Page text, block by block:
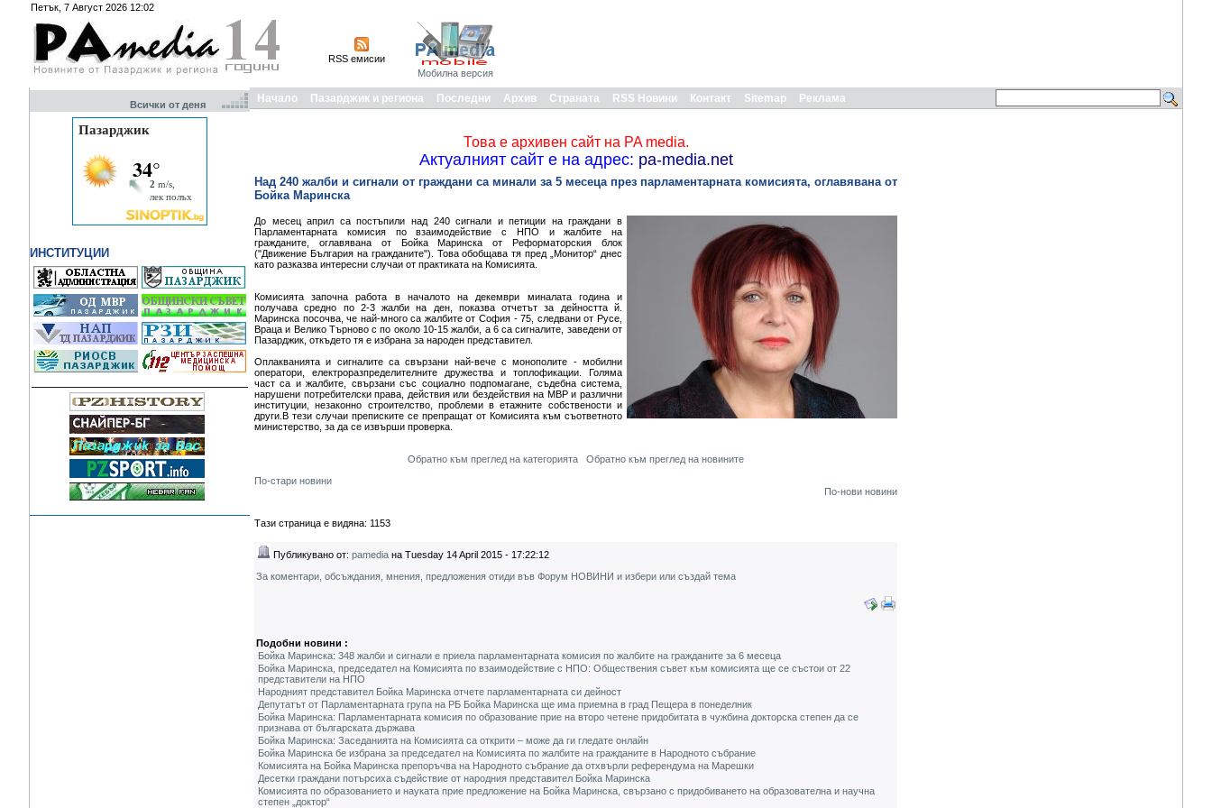
Петък, 7 Август 2026 12:02
RSS емисии
Мобилна версия
Всички от деня
ИНСТИТУЦИИ
Начало Пазарджик и региона Последни Архив Страната RSS Новини Контакт Sitemap Реклама
Това е архивен сайт на PA media.
Актуалният сайт е на адрес: pa-media.net
Над 240 жалби и сигнали от граждани са минали за 5 месеца през парламентарната комисията, оглавявана от
Бойка Маринска
До месец април са постъпили над 240 сигнали и петиции на граждани в
Парламентарната комисия по взаимодействие с НПО и жалбите на
гражданите, оглавявана от Бойка Маринска от Реформаторския блок
("Движение България на гражданите"). Това обобщава тя пред „Монитор“ днес
като разказва интересни случаи от практиката на Комисията.
Комисията започна работа в началото на декември миналата година и
получава средно по 2-3 жалби на ден, показва отчетът за дейността й.
Маринска посочва, че най-много са жалбите от София - 75, следвани от Русе,
Враца и Велико Търново с по около 10-15 жалби, а 6 са сигналите, заведени от
Пазарджик, откъдето тя е избрана за народен представител.
Оплакванията и сигналите са свързани най-вече с монополите - мобилни
оператори, електроразпределителните дружества и топлофикации. Голяма
част са и жалбите, свързани със социално подпомагане, съдебна система,
нарушени потребителски права, действия или бездействия на МВР и различни
институции, незаконно строителство, проблеми в етажните собствености и
други.В тези случаи преписките се препращат от Комисията към съответното
министерство, за да се извърши проверка.
Обратно към преглед на категорията
Обратно към преглед на новините
По-стари новини
По-нови новини
Тази страница е видяна: 1153
Публикувано от: pamedia на Tuesday 14 April 2015 - 17:22:12
За коментари, обсъждания, мнения, предложения отиди във Форум НОВИНИ и избери или създай тема
Подобни новини :
Бойка Маринска: 348 жалби и сигнали е приела парламентарната комисия по жалбите на гражданите за 6 месеца
Бойка Маринска, председател на Комисията по взаимодействие с НПО: Обществения съвет към комисията ще се състои от 22
представители на НПО
Народният представител Бойка Маринска отчете парламентарната си дейност
Депутатът от Парламентарната група на РБ Бойка Маринска ще има приемна в град Пещера в понеделник
Бойка Маринска: Парламентарната комисия по образование прие на второ четене придобитата в чужбина докторска степен да се
признава от българската държава
Бойка Маринска: Заседанията на Комисията са открити – може да ги гледате онлайн
Бойка Маринска бе избрана за председател на Комисията по жалбите на гражданите в Народното събрание
Комисията на Бойка Маринска препоръчва на Народното събрание да отхвърли референдума на Марешки
Десетки граждани потърсиха съдействие от народния представител Бойка Маринска
Комисията по образованието и науката прие предложение на Бойка Маринска, свързано с придобиването на образователна и научна
степен „доктор“